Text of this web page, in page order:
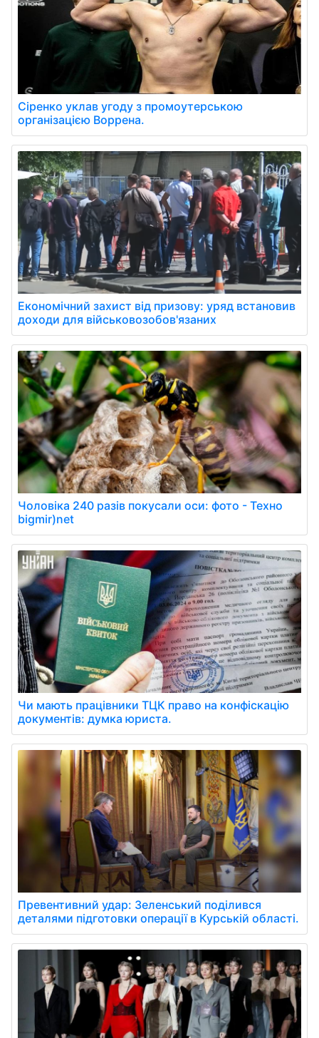
Сіренко уклав угоду з промоутерською
організацією Воррена.
Економічний захист від призову: уряд встановив
доходи для військовозобов'язаних
Чоловіка 240 разів покусали оси: фото - Техно
bigmir)net
Чи мають працівники ТЦК право на конфіскацію
документів: думка юриста.
Превентивний удар: Зеленський поділився
деталями підготовки операції в Курській області.